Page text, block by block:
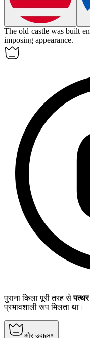
The old castle was built
imposing appearance.
पुराना किला पूरी तरह सेपत्थर
प्रभावशाली रूप मिलता था।
और उदाहरण